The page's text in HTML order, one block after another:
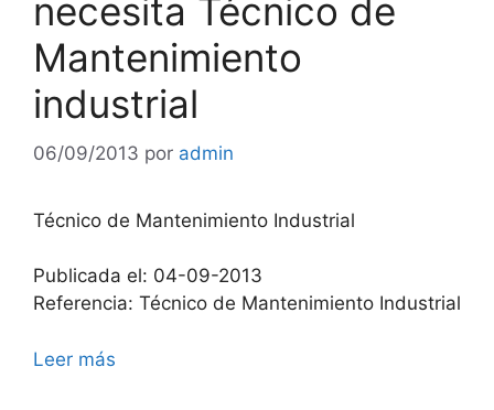
necesita Técnico de
Mantenimiento
industrial
06/09/2013 por admin
Técnico de Mantenimiento Industrial
Publicada el: 04-09-2013
Referencia: Técnico de Mantenimiento Industrial
Leer más